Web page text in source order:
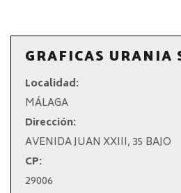
GRAFICAS URANIA
Localidad:
MÁLAGA
Dirección:
AVENIDA JUAN XXIII, 35 BAJO
CP:
29006